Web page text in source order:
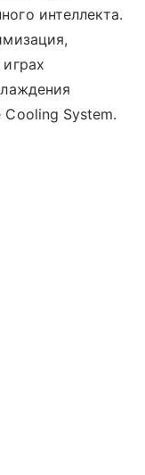
интеллекта.
Cooling System.